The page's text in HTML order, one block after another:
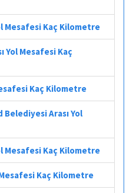
Mesafesi Kaç Kilometre
Yol Mesafesi Kaç
Kaç Kilometre
Arası Yol
Mesafesi Kaç Kilometre
Kaç Kilometre